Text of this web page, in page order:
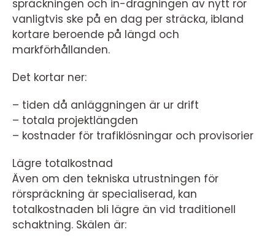
spräckningen och in-dragningen av nytt rör
vanligtvis ske på en dag per sträcka, ibland
kortare beroende på längd och
markförhållanden.
Det kortar ner:
– tiden då anläggningen är ur drift
– totala projektlängden
– kostnader för trafiklösningar och provisorier
Lägre totalkostnad
Även om den tekniska utrustningen för
rörspräckning är specialiserad, kan
totalkostnaden bli lägre än vid traditionell
schaktning. Skälen är: